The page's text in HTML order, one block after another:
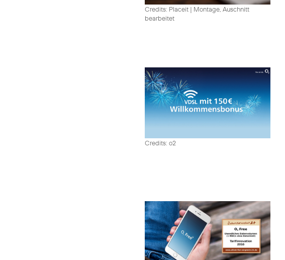
Credits: Placeit | Montage, Auschnitt
bearbeitet
Credits: o2